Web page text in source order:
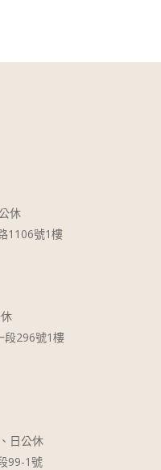
休
1106號1樓
段296號1樓
日公休
99-1號